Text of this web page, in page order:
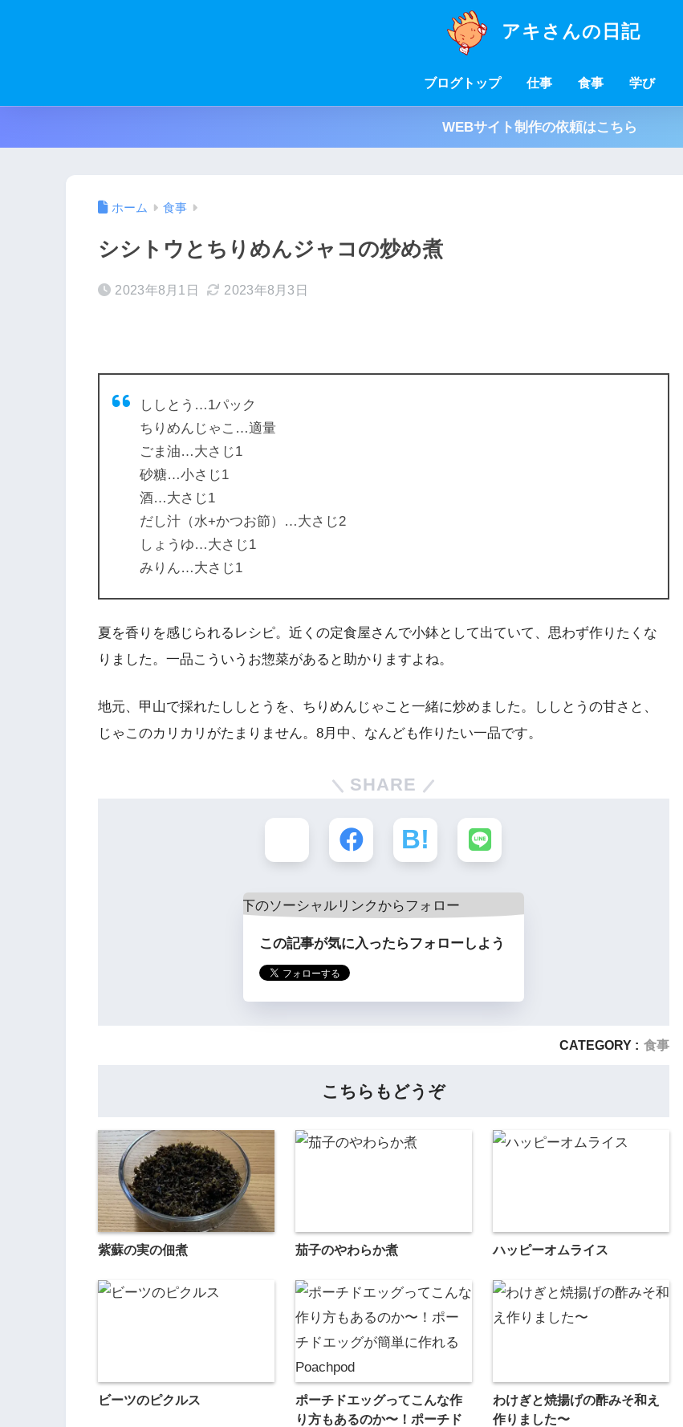
アキさんの日記
ブログトップ 仕事 食事 学び
WEBサイト制作の依頼はこちら
ホーム 食事
シシトウとちりめんジャコの炒め煮
2023年8月1日 2023年8月3日
ししとう…1パック
ちりめんじゃこ…適量
ごま油…大さじ1
砂糖…小さじ1
酒…大さじ1
だし汁（水+かつお節）…大さじ2
しょうゆ…大さじ1
みりん…大さじ1
夏を香りを感じられるレシピ。近くの定食屋さんで小鉢として出ていて、思わず作りたくな
りました。一品こういうお惣菜があると助かりますよね。
地元、甲山で採れたししとうを、ちりめんじゃこと一緒に炒めました。ししとうの甘さと、
じゃこのカリカリがたまりません。8月中、なんども作りたい一品です。
SHARE
この記事が気に入ったらフォローしよう
CATEGORY : 食事
こちらもどうぞ
紫蘇の実の佃煮 茄子のやわらか煮 ハッピーオムライス
ビーツのピクルス
ポーチドエッグってこんな作
り方もあるのか〜！ポーチド
わけぎと焼揚げの酢みそ和え
作りました〜